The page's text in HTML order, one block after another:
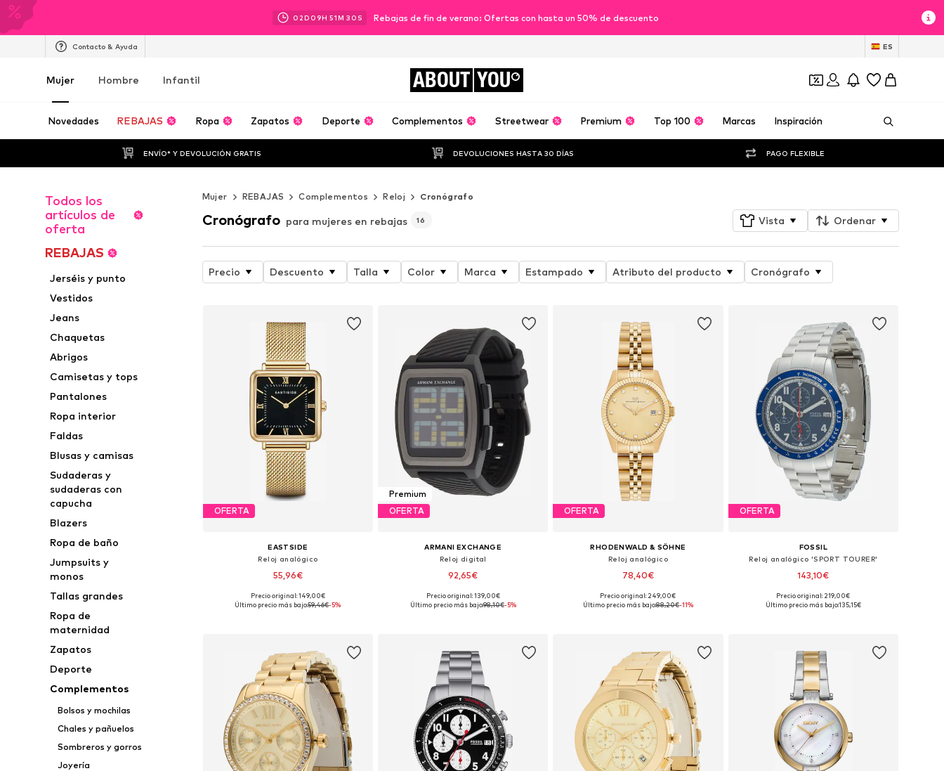
02D 09H 51M 28 S Rebajas de fin de verano: Ofertas con hasta un 50% de descuento
Contacto & Ayuda ES
Mujer Hombre Infantil ABOUT YOU
Novedades REBAJAS Ropa Zapatos Deporte Complementos Streetwear Premium Top 100 Marcas Inspiración
ENVÍO* Y DEVOLUCIÓN GRATIS DEVOLUCIONES HASTA 30 DÍAS PAGO FLEXIBLE
Todos los
artículos de
oferta
REBAJAS
Jerséis y punto
Vestidos
Jeans
Chaquetas
Abrigos
Camisetas y tops
Pantalones
Ropa interior
Faldas
Blusas y camisas
Sudaderas y
sudaderas con
capucha
Blazers
Ropa de baño
Jumpsuits y
monos
Tallas grandes
Ropa de
maternidad
Zapatos
Deporte
Complementos
Bolsos y mochilas
Chales y pañuelos
Sombreros y gorros
Joyería
Mujer REBAJAS Complementos Reloj Cronógrafo
Cronógrafo para mujeres en rebajas 16 Vista Ordenar
Precio Descuento Talla Color Marca Estampado Atributo del producto Cronógrafo
OFERTA
EASTSIDE
Reloj analógico
55,96€
Tallas disponibles: One Size
Precio original: 149,00€
Último precio más bajo:59,46€-5%
Premium
OFERTA
ARMANI EXCHANGE
Reloj digital
92,65€
Tallas disponibles: One Size
Precio original: 139,00€
Último precio más bajo:98,10€-5%
OFERTA
RHODENWALD & SÖHNE
Reloj analógico
78,40€
Tallas disponibles: One Size
Precio original: 249,00€
Último precio más bajo:88,20€-11%
OFERTA
FOSSIL
Reloj analógico 'SPORT TOURER'
143,10€
Tallas disponibles: One Size
Precio original: 219,00€
Último precio más bajo:135,15€